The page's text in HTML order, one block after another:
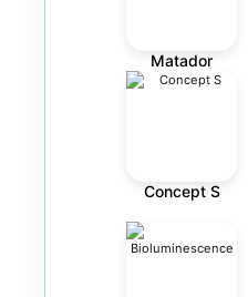
Matador
Concept S